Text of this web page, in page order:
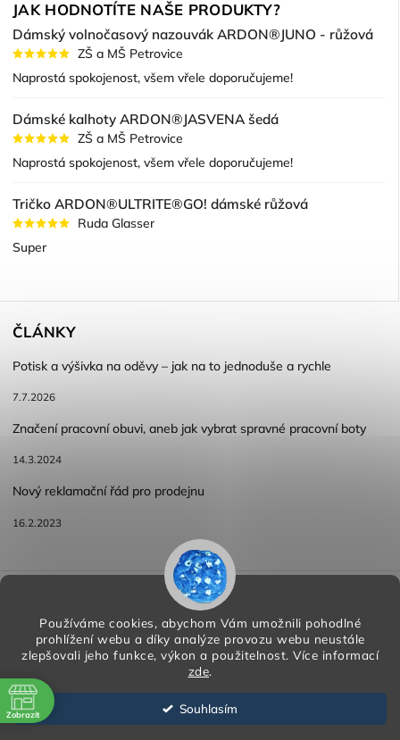
Používáme cookies, abychom Vám umožnili pohodlné
prohlížení webu a díky analýze provozu webu neustále
zlepšovali jeho funkce, výkon a použitelnost. Více informací
zde.
Souhlasím
JAK HODNOTÍTE NAŠE PRODUKTY?
Dámský volnočasový nazouvák ARDON®JUNO - růžová
ZŠ a MŠ Petrovice
Naprostá spokojenost, všem vřele doporučujeme!
Dámské kalhoty ARDON®JASVENA šedá
ZŠ a MŠ Petrovice
Naprostá spokojenost, všem vřele doporučujeme!
Tričko ARDON®ULTRITE®GO! dámské růžová
Ruda Glasser
Super
ČLÁNKY
Potisk a výšivka na oděvy – jak na to jednoduše a rychle
7.7.2026
Značení pracovní obuvi, aneb jak vybrat spravné pracovní boty
14.3.2024
Nový reklamační řád pro prodejnu
16.2.2023
Reklamace a vracení zboží
Podmínky ochrany osobních údajů
Copyright 2026 HORA PP s.r.o.
Shoptet | Design
Zobrazit